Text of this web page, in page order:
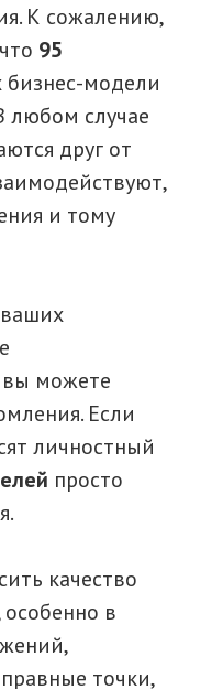
К сожалению,
95
модели
любом случае
друг от
и тому
можете
Если
личностный
просто
качество
в
точки,